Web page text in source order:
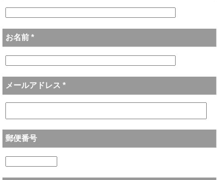
お名前 *
メールアドレス *
郵便番号